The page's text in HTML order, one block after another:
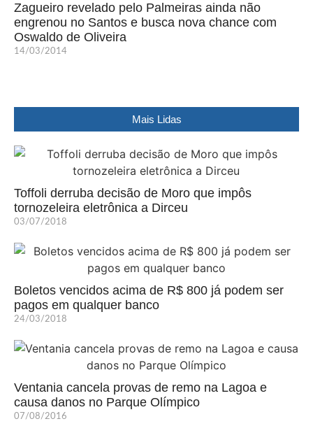
Zagueiro revelado pelo Palmeiras ainda não
engrenou no Santos e busca nova chance com
Oswaldo de Oliveira
14/03/2014
Mais Lidas
Toffoli derruba decisão de Moro que impôs
tornozeleira eletrônica a Dirceu
03/07/2018
Boletos vencidos acima de R$ 800 já podem ser
pagos em qualquer banco
24/03/2018
Ventania cancela provas de remo na Lagoa e
causa danos no Parque Olímpico
07/08/2016